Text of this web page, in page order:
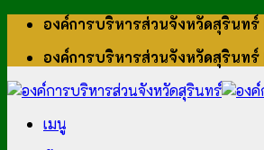
ข้าม
เนื้อหา
องค์การบริหารส่วนจังหวัดสุรินทร์
องค์การบริหารส่วนจังหวัดสุรินทร์
เมนู